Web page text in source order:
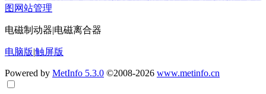
图 网站管理
电磁制动器|电磁离合器
电脑版|触屏版
Powered by MetInfo 5.3.0 ©2008-2026 www.metinfo.cn